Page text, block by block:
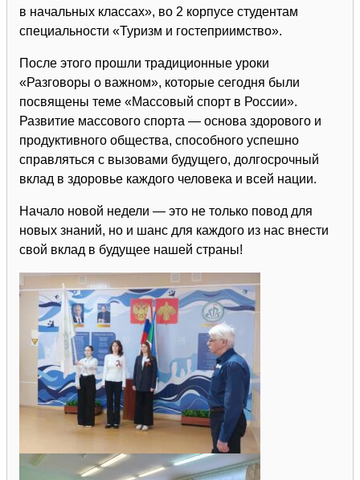
в начальных классах», во 2 корпусе студентам
специальности «Туризм и гостеприимство».
После этого прошли традиционные уроки
«Разговоры о важном», которые сегодня были
посвящены теме «Массовый спорт в России».
Развитие массового спорта — основа здорового и
продуктивного общества, способного успешно
справляться с вызовами будущего, долгосрочный
вклад в здоровье каждого человека и всей нации.
Начало новой недели — это не только повод для
новых знаний, но и шанс для каждого из нас внести
свой вклад в будущее нашей страны!